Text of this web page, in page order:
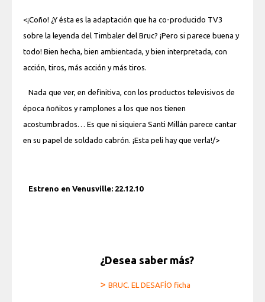
<¡Coño! ¿Y ésta es la adaptación que ha co-producido TV3
sobre la leyenda del Timbaler del Bruc? ¡Pero si parece buena y
todo! Bien hecha, bien ambientada, y bien interpretada, con
acción, tiros, más acción y más tiros.
Nada que ver, en definitiva, con los productos televisivos de
época ñoñitos y ramplones a los que nos tienen
acostumbrados… Es que ni siquiera Santi Millán parece cantar
en su papel de soldado cabrón. ¡Esta peli hay que verla!/>
Estreno en Venusville: 22.12.10
¿Desea saber más?
> BRUC. EL DESAFÍO ficha